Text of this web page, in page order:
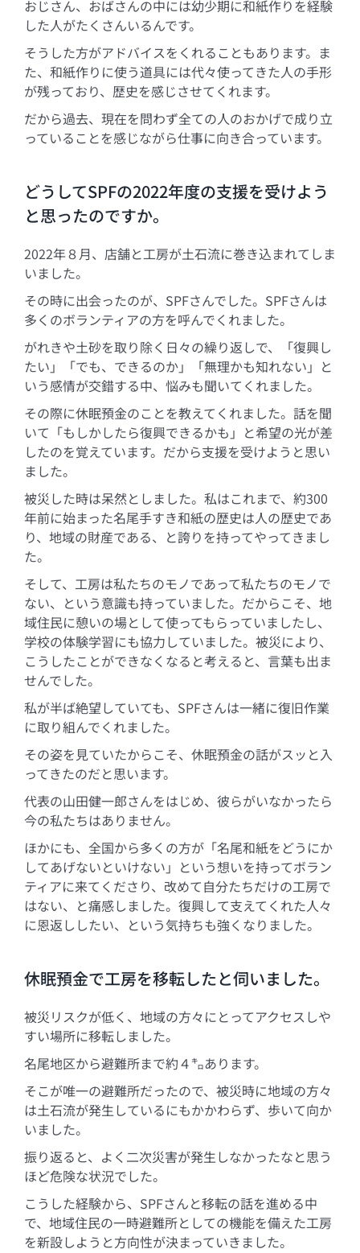
おじさん、おばさんの中には幼少期に和紙作りを経験
した人がたくさんいるんです。
そうした方がアドバイスをくれることもあります。ま
た、和紙作りに使う道具には代々使ってきた人の手形
が残っており、歴史を感じさせてくれます。
だから過去、現在を問わず全ての人のおかげで成り立
っていることを感じながら仕事に向き合っています。
どうしてSPFの2022年度の支援を受けよう
と思ったのですか。
2022年８月、店舗と工房が土石流に巻き込まれてしま
いました。
その時に出会ったのが、SPFさんでした。SPFさんは
多くのボランティアの方を呼んでくれました。
がれきや土砂を取り除く日々の繰り返しで、「復興し
たい」「でも、できるのか」「無理かも知れない」と
いう感情が交錯する中、悩みも聞いてくれました。
その際に休眠預金のことを教えてくれました。話を聞
いて「もしかしたら復興できるかも」と希望の光が差
したのを覚えています。だから支援を受けようと思い
ました。
被災した時は呆然としました。私はこれまで、約300
年前に始まった名尾手すき和紙の歴史は人の歴史であ
り、地域の財産である、と誇りを持ってやってきまし
た。
そして、工房は私たちのモノであって私たちのモノで
ない、という意識も持っていました。だからこそ、地
域住民に憩いの場として使ってもらっていましたし、
学校の体験学習にも協力していました。被災により、
こうしたことができなくなると考えると、言葉も出ま
せんでした。
私が半ば絶望していても、SPFさんは一緒に復旧作業
に取り組んでくれました。
その姿を見ていたからこそ、休眠預金の話がスッと入
ってきたのだと思います。
代表の山田健一郎さんをはじめ、彼らがいなかったら
今の私たちはありません。
ほかにも、全国から多くの方が「名尾和紙をどうにか
してあげないといけない」という想いを持ってボラン
ティアに来てくださり、改めて自分たちだけの工房で
はない、と痛感しました。復興して支えてくれた人々
に恩返ししたい、という気持ちも強くなりました。
休眠預金で工房を移転したと伺いました。
被災リスクが低く、地域の方々にとってアクセスしや
すい場所に移転しました。
名尾地区から避難所まで約４㌔あります。
そこが唯一の避難所だったので、被災時に地域の方々
は土石流が発生しているにもかかわらず、歩いて向か
いました。
振り返ると、よく二次災害が発生しなかったなと思う
ほど危険な状況でした。
こうした経験から、SPFさんと移転の話を進める中
で、地域住民の一時避難所としての機能を備えた工房
を新設しようと方向性が決まっていきました。